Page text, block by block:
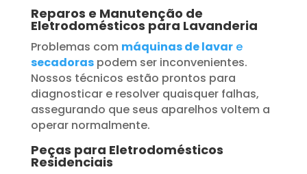
Reparos e Manutenção de
Eletrodomésticos para Lavanderia
Problemas com máquinas de lavare
secadoraspodem ser inconvenientes.
Nossos técnicos estão prontos para
diagnosticar e resolver quaisquer falhas,
assegurando que seus aparelhos voltem a
operar normalmente.
Peças para Eletrodomésticos
Residenciais